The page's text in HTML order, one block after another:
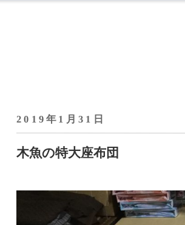
2019年1月31日
木魚の特大座布団